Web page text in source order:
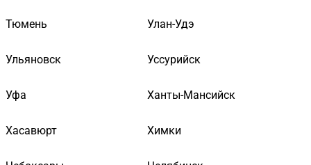
Тюмень Улан-Удэ
Ульяновск Уссурийск
Уфа Ханты-Мансийск
Хасавюрт Химки